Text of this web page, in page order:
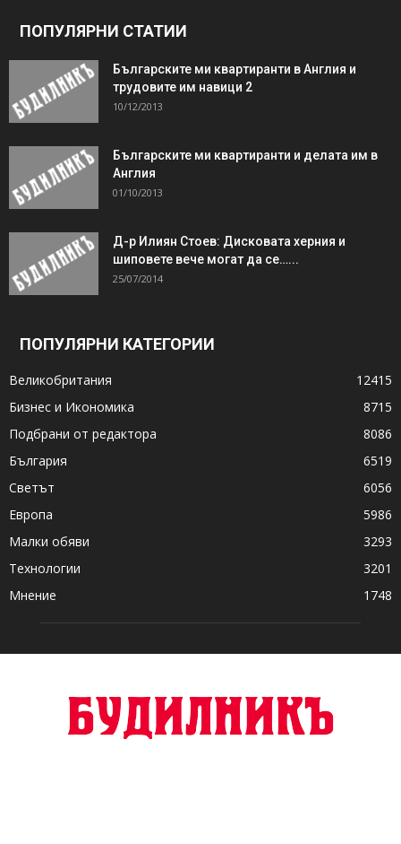
ПОПУЛЯРНИ СТАТИИ
Българските ми квартиранти в Англия и
трудовите им навици 2
10/12/2013
Българските ми квартиранти и делата им в
Англия
01/10/2013
Д-р Илиян Стоев: Дисковата херния и
шиповете вече могат да се…...
25/07/2014
ПОПУЛЯРНИ КАТЕГОРИИ
Великобритания
12415
Бизнес и Икономика
8715
Подбрани от редактора
8086
България
6519
Светът
6056
Европа
5986
Малки обяви
3293
Технологии
3201
Мнение
1748